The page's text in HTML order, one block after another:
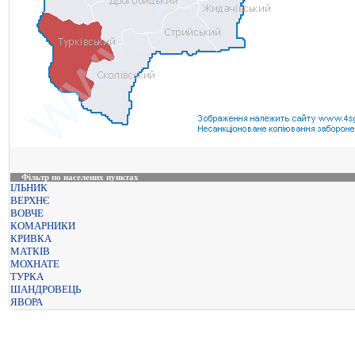
Фільтр по населених пунктах
ІЛЬНИК
ВЕРХНЄ
ВОВЧЕ
КОМАРНИКИ
КРИВКА
МАТКІВ
МОХНАТЕ
ТУРКА
ШАНДРОВЕЦЬ
ЯВОРА